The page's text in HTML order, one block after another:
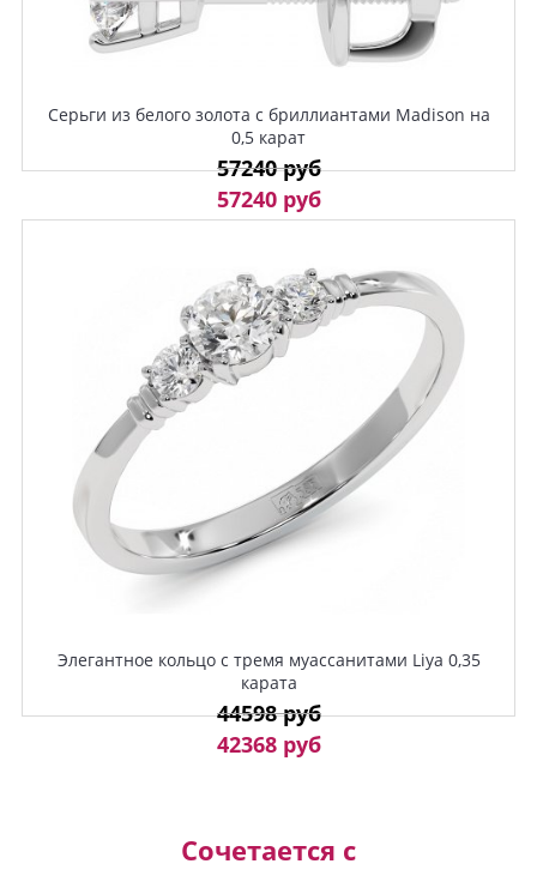
Серьги из белого золота с бриллиантами Madison на
0,5 карат
57240 руб
57240 руб
Элегантное кольцо с тремя муассанитами Liya 0,35
карата
44598 руб
42368 руб
Сочетается с